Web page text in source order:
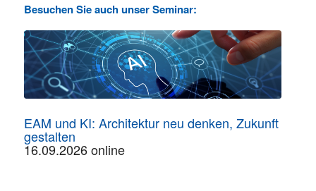
Besuchen Sie auch unser Seminar:
EAM und KI: Architektur neu denken, Zukunft
gestalten
16.09.2026 online